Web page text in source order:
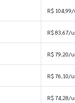
R$
R$ 83,67/
R$ 79,20/
R$ 76,10/
R$ 74,28/